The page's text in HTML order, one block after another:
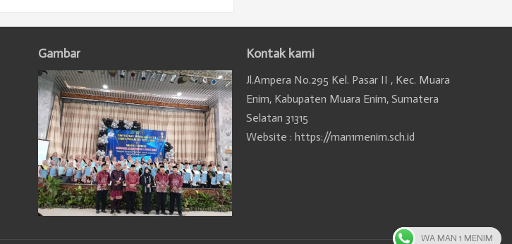
Gambar Kontak kami
Jl.Ampera No.295 Kel. Pasar II , Kec. Muara
Enim, Kabupaten Muara Enim, Sumatera
Selatan 31315
Website : https://man1menim.sch.id
WA MAN 1 MENIM